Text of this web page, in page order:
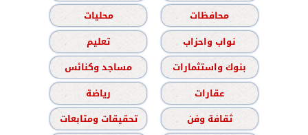
محافظات
محليات
نواب واحزاب
تعليم
بنوك واستثمارات
مساجد وكنائس
عقارات
رياضة
ثقافة وفن
تحقيقات ومتابعات